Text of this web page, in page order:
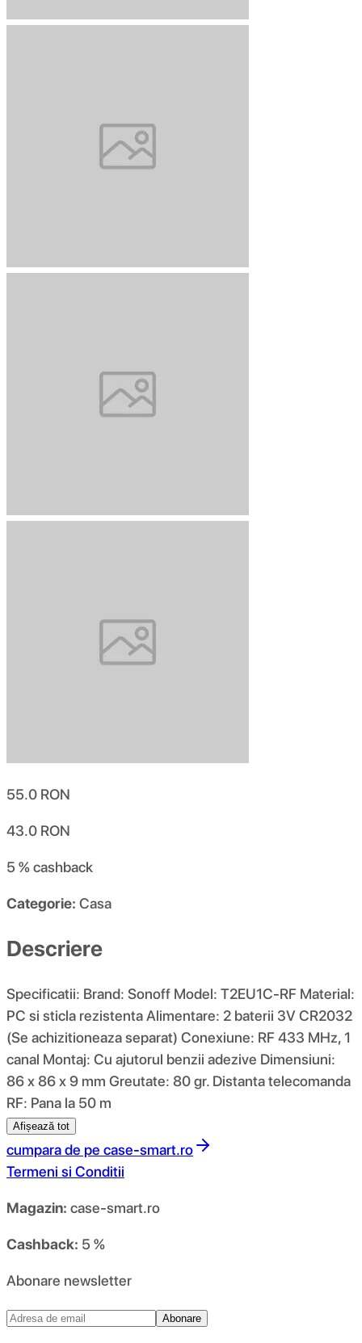
55.0 RON
43.0 RON
5 %cashback
Categorie: Casa
Descriere
Specificatii: Brand: Sonoff Model: T2EU1C-RF Material:
PC si sticla rezistenta Alimentare: 2 baterii 3V CR2032
(Se achizitioneaza separat) Conexiune: RF 433 MHz, 1
canal Montaj: Cu ajutorul benzii adezive Dimensiuni:
86 x 86 x 9 mm Greutate: 80 gr. Distanta telecomanda
RF: Pana la 50 m
Afișează tot
cumpara de pe case-smart.ro
Termeni si Conditii
Magazin: case-smart.ro
Cashback: 5 %
Abonare newsletter
Abonare